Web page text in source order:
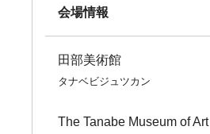
会場情報
田部美術館
タナベビジュツカン
The Tanabe Museum of Art